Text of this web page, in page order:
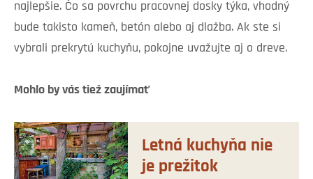
najlepšie. Čo sa povrchu pracovnej dosky týka, vhodný
bude takisto kameň, betón alebo aj dlažba. Ak ste si
vybrali prekrytú kuchyňu, pokojne uvažujte aj o dreve.
Mohlo by vás tiež zaujímať
Letná kuchyňa nie
je prežitok